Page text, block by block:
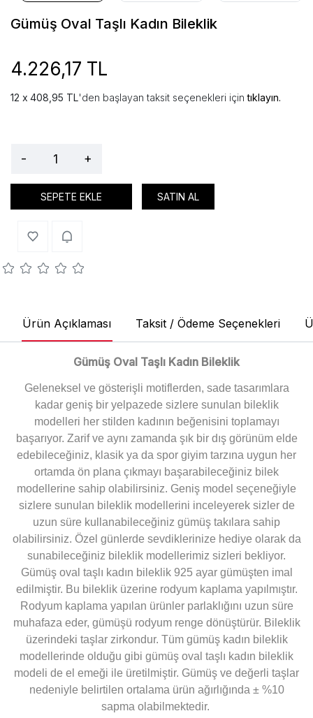
Gümüş Oval Taşlı Kadın Bileklik
4.226,17 TL
408,95 TL'den başlayan taksit seçenekleri içintıklayın.
- +
SEPETE EKLE SATIN AL
Ürün Açıklaması Taksit / Ödeme Seçenekleri
Gümüş Oval Taşlı Kadın Bileklik
Geleneksel ve gösterişli motiflerden, sade tasarımlara
kadar geniş bir yelpazede sizlere sunulan bileklik
modelleri her stilden kadının beğenisini toplamayı
başarıyor. Zarif ve aynı zamanda şık bir dış görünüm elde
edebileceğiniz, klasik ya da spor giyim tarzına uygun her
ortamda ön plana çıkmayı başarabileceğiniz bilek
modellerine sahip olabilirsiniz. Geniş model seçeneğiyle
sizlere sunulan bileklik modellerini inceleyerek sizler de
uzun süre kullanabileceğiniz gümüş takılara sahip
olabilirsiniz. Özel günlerde sevdiklerinize hediye olarak da
sunabileceğiniz bileklik modellerimiz sizleri bekliyor.
Gümüş oval taşlı kadın bileklik 925 ayar gümüşten imal
edilmiştir. Bu bileklik üzerine rodyum kaplama yapılmıştır.
Rodyum kaplama yapılan ürünler parlaklığını uzun süre
muhafaza eder, gümüşü rodyum renge dönüştürür. Bileklik
üzerindeki taşlar zirkondur. Tüm gümüş kadın bileklik
modellerinde olduğu gibi gümüş oval taşlı kadın bileklik
modeli de el emeği ile üretilmiştir. Gümüş ve değerli taşlar
nedeniyle belirtilen ortalama ürün ağırlığında ± %10
sapma olabilmektedir.